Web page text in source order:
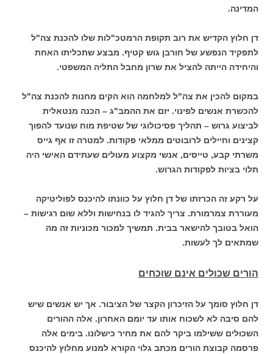
המדינה.
דן חלוץ הקדיש את רוב תקופת הרמטכ"לות שלו להכנת צה"ל
לתפקיד הנפשע של חורבן גוש קטיף. מבצע שתכליתו האחת
והיחידה הייתה להציל את שרון מחבל התליה המשפטי.
במקום להכין את צה"ל למלחמה הוא הקים מחנות להכנת צה"ל
להכשרת אנשים לפינוי. יזם את ההמב"ג – הכנה מנטאלית
לביצוע גרוש – תהליך פסיכולוגי של שטיפת מוח שנועד להפוך
קצינים וחיילים לרובוטים ממלאי פקודות. למטרה זו אף גייס
משרתי קבע, טייסים, אנשי מקצוע מעולים שעתידם האישי היה
תלוי בציות לפקודות הגרוש.
על רקע זה הכרזתו של דן חלוץ על כוונתו להיכנס לפוליטיקה
מעוררת צמרמורת. צריך להגיד לו בנחישות וללא שום רגישות –
הואל בטובך להישאר בבית. תמשיך למכור מכוניות זה מה
שמתאים לך לעשות.
הורים שכולים אינם שוכחים
דן חלוץ סומך על הזיכרון הקצר של הציבור. אך יש אנשים שיש
להם סיבה לא לשכוח אותו עד יומם האחרון. אלה ההורים
השכולים ששילמו ביקר להם את מחיר כישלונו. בימים אלה
פרסמה קבוצת הורים מכתב גלוי הקורא למנוע מחלוץ להיכנס